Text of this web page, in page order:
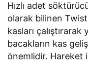
Hızlı adet
olarak bilinen
kasları çalıştırarak
bacakların kas
önemlidir. Hareket